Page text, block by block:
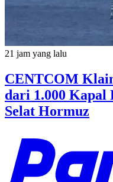
21 jam yang lalu
CENTCOM
dari 1.000
Selat Hormuz